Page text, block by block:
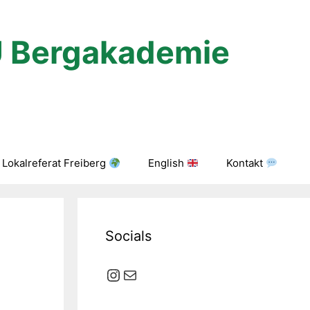
Bergakademie
Lokalreferat Freiberg English Kontakt
Socials
Instagram
E-Mail